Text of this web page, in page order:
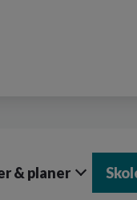
& planer